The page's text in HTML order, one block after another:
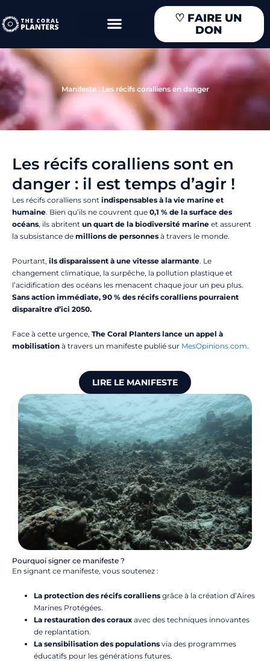
au
contenu
♡ FAIRE UN
DON
Manifeste : Les récifs coralliens en danger
Les récifs coralliens sont en
danger : il est temps d’agir !
Les récifs coralliens sont indispensables à la vie marine et
humaine. Bien qu’ils ne couvrent que 0,1 % de la surface des
océans, ils abritent un quart de la biodiversité marine et assurent
la subsistance de millions de personnes à travers le monde.
Pourtant, ils disparaissent à une vitesse alarmante. Le
changement climatique, la surpêche, la pollution plastique et
l’acidification des océans les menacent chaque jour un peu plus.
Sans action immédiate, 90 % des récifs coralliens pourraient
disparaître d’ici 2050.
Face à cette urgence, The Coral Planters lance un appel à
mobilisation à travers un manifeste publié sur MesOpinions.com.
LIRE LE MANIFESTE
Pourquoi signer ce manifeste ?
En signant ce manifeste, vous soutenez :
La protection des récifs coralliens grâce à la création d’Aires
Marines Protégées.
La restauration des coraux avec des techniques innovantes
de replantation.
La sensibilisation des populations via des programmes
éducatifs pour les générations futures.